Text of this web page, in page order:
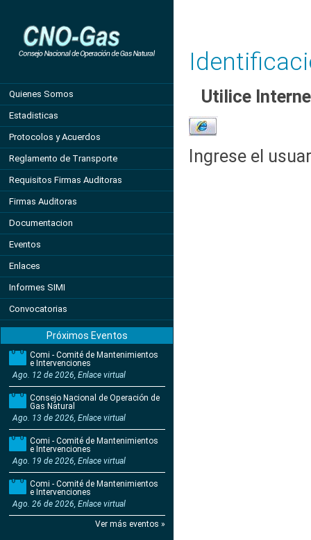
Quienes Somos
Estadisticas
Protocolos y Acuerdos
Reglamento de Transporte
Requisitos Firmas Auditoras
Firmas Auditoras
Documentacion
Eventos
Enlaces
Informes SIMI
Convocatorias
Próximos Eventos
Comi - Comité de Mantenimientos
e Intervenciones
Ago. 12 de 2026, Enlace virtual
Consejo Nacional de Operación de
Gas Natural
Ago. 13 de 2026, Enlace virtual
Comi - Comité de Mantenimientos
e Intervenciones
Ago. 19 de 2026, Enlace virtual
Comi - Comité de Mantenimientos
e Intervenciones
Ago. 26 de 2026, Enlace virtual
Ver más eventos »
Utilice
Ingrese el